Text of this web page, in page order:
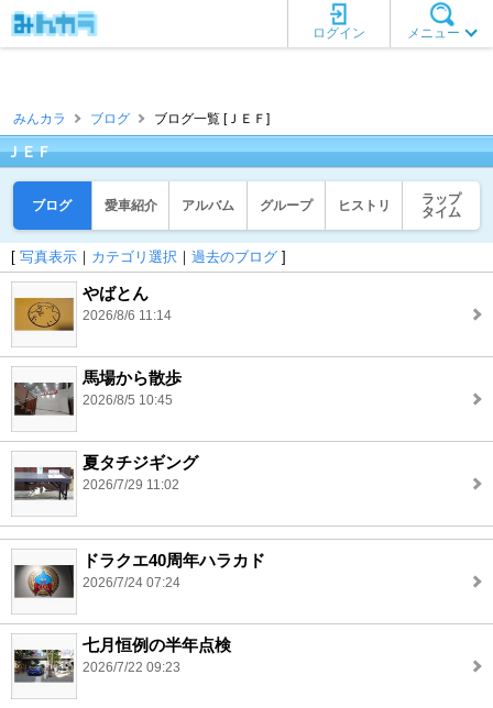
メニュー
ログイン
みんカラ ブログ ブログ一覧 [ＪＥＦ]
ＪＥＦ
ブログ 愛車紹介 アルバム グループ ヒストリ
ラップ
タイム
[ 写真表示 ｜ カテゴリ選択 ｜ 過去のブログ ]
やばとん
2026/8/6 11:14
馬場から散歩
2026/8/5 10:45
夏タチジギング
2026/7/29 11:02
ドラクエ40周年ハラカド
2026/7/24 07:24
七月恒例の半年点検
2026/7/22 09:23